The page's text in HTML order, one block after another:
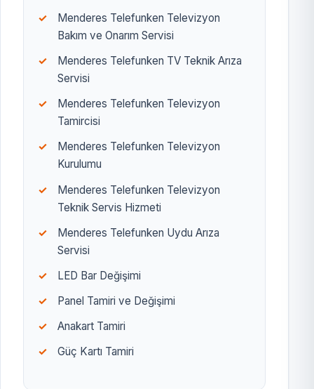
Menderes Telefunken Televizyon
Bakım ve Onarım Servisi
Menderes Telefunken TV Teknik Arıza
Servisi
Menderes Telefunken Televizyon
Tamircisi
Menderes Telefunken Televizyon
Kurulumu
Menderes Telefunken Televizyon
Teknik Servis Hizmeti
Menderes Telefunken Uydu Arıza
Servisi
LED Bar Değişimi
Panel Tamiri ve Değişimi
Anakart Tamiri
Güç Kartı Tamiri